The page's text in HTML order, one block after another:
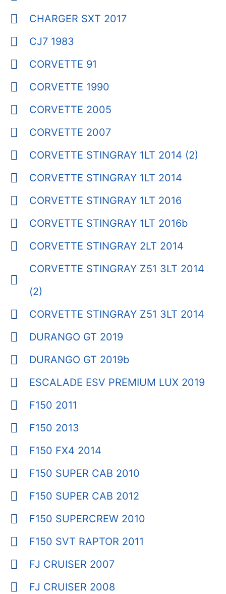
CHARGER SXT 2017
CJ7 1983
CORVETTE 91
CORVETTE 1990
CORVETTE 2005
CORVETTE 2007
CORVETTE STINGRAY 1LT 2014 (2)
CORVETTE STINGRAY 1LT 2014
CORVETTE STINGRAY 1LT 2016
CORVETTE STINGRAY 1LT 2016b
CORVETTE STINGRAY 2LT 2014
CORVETTE STINGRAY Z51 3LT 2014
(2)
CORVETTE STINGRAY Z51 3LT 2014
DURANGO GT 2019
DURANGO GT 2019b
ESCALADE ESV PREMIUM LUX 2019
F150 2011
F150 2013
F150 FX4 2014
F150 SUPER CAB 2010
F150 SUPER CAB 2012
F150 SUPERCREW 2010
F150 SVT RAPTOR 2011
FJ CRUISER 2007
FJ CRUISER 2008